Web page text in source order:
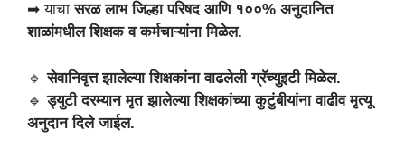
➡ याचासरळ लाभ जिल्हा परिषद आणि १००% अनुदानित
शाळांमधील शिक्षक व कर्मचाऱ्यांना मिळेल.
🔹सेवानिवृत्त झालेल्या शिक्षकांना वाढलेली ग्रॅच्युइटी मिळेल.
🔹ड्युटी दरम्यान मृत झालेल्या शिक्षकांच्या कुटुंबीयांना वाढीव मृत्यू
अनुदान दिले जाईल.